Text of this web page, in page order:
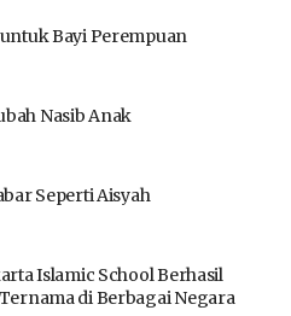
Bayi Perempuan
Nasib Anak
Seperti Aisyah
Islamic School Berhasil
di Berbagai Negara